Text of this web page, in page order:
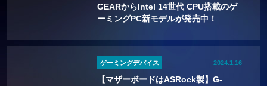
GEARからIntel 14世代 CPU搭載のゲ
ーミングPC新モデルが発売中！
ゲーミングデバイス 2024.1.16
【マザーボードはASRock製】G-